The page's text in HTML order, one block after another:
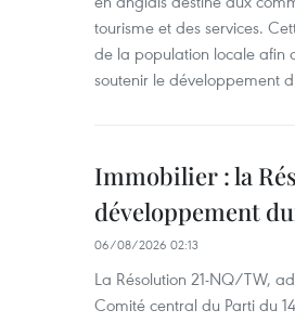
tourisme et des services.
de la population locale afin
soutenir le développement
Immobilier : la
développement
06/08/2026 02:13
La Résolution 21-NQ/TW,
Comité central du Parti du